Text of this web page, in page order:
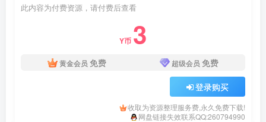
此内容为付费资源，请付费后查看
Y币 3
黄金会员 免费 超级会员 免费
登录购买
收取为资源整理服务费,永久免费下载!
网盘链接失效联系QQ:260794990